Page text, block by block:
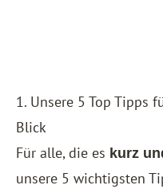
1. Unsere 5 Top Tipps
Blick
Für alle, die es kurz
unsere 5 wichtigsten